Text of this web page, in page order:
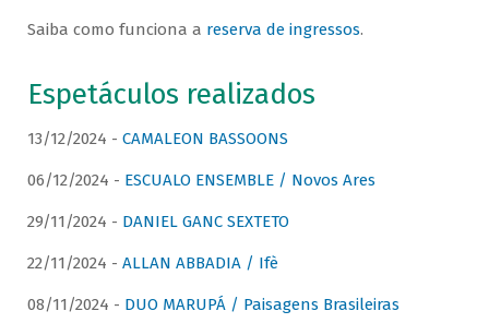
Saiba como funciona a reserva de ingressos.
Espetáculos realizados
13/12/2024 - CAMALEON BASSOONS
06/12/2024 - ESCUALO ENSEMBLE / Novos Ares
29/11/2024 - DANIEL GANC SEXTETO
22/11/2024 - ALLAN ABBADIA / Ifè
08/11/2024 - DUO MARUPÁ / Paisagens Brasileiras